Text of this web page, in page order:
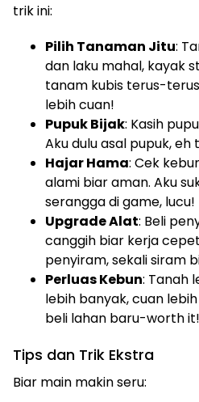
trik ini:
Pilih Tanaman Jitu:
dan laku mahal, kayak
tanam kubis terus-
lebih cuan!
Pupuk Bijak: Kasih
Aku dulu asal pupuk,
Hajar Hama: Cek
alami biar aman. Aku
serangga di game, lucu!
Upgrade Alat: Beli
canggih biar kerja
penyiram, sekali siram
Perluas Kebun: Tanah
lebih banyak, cuan
beli lahan baru-worth it!
Tips dan Trik Ekstra
Biar main makin seru: